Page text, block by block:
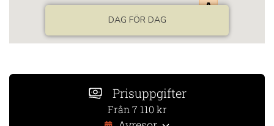
Prisuppgifter
Från 7 110 kr